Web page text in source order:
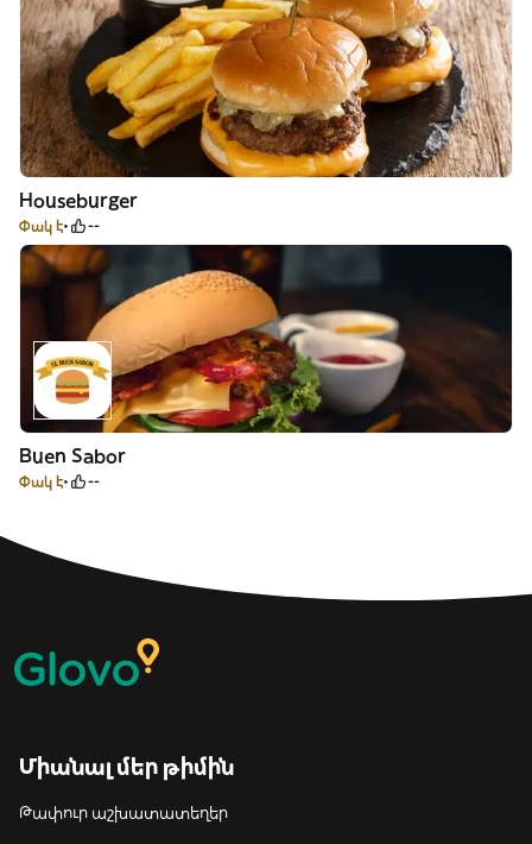
Houseburger
Փակ է --
Buen Sabor
Փակ է --
Միանալ մեր թիմին
Թափուր աշխատատեղեր